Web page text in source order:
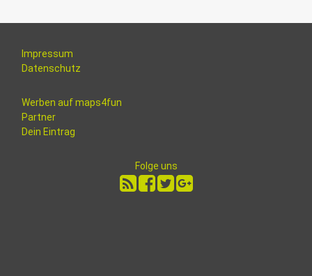
Impressum
Datenschutz
Werben auf maps4fun
Partner
Dein Eintrag
Folge uns